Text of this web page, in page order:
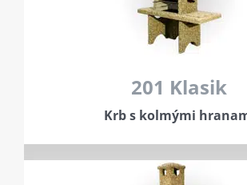
201 Klasik
Krb s kolmými